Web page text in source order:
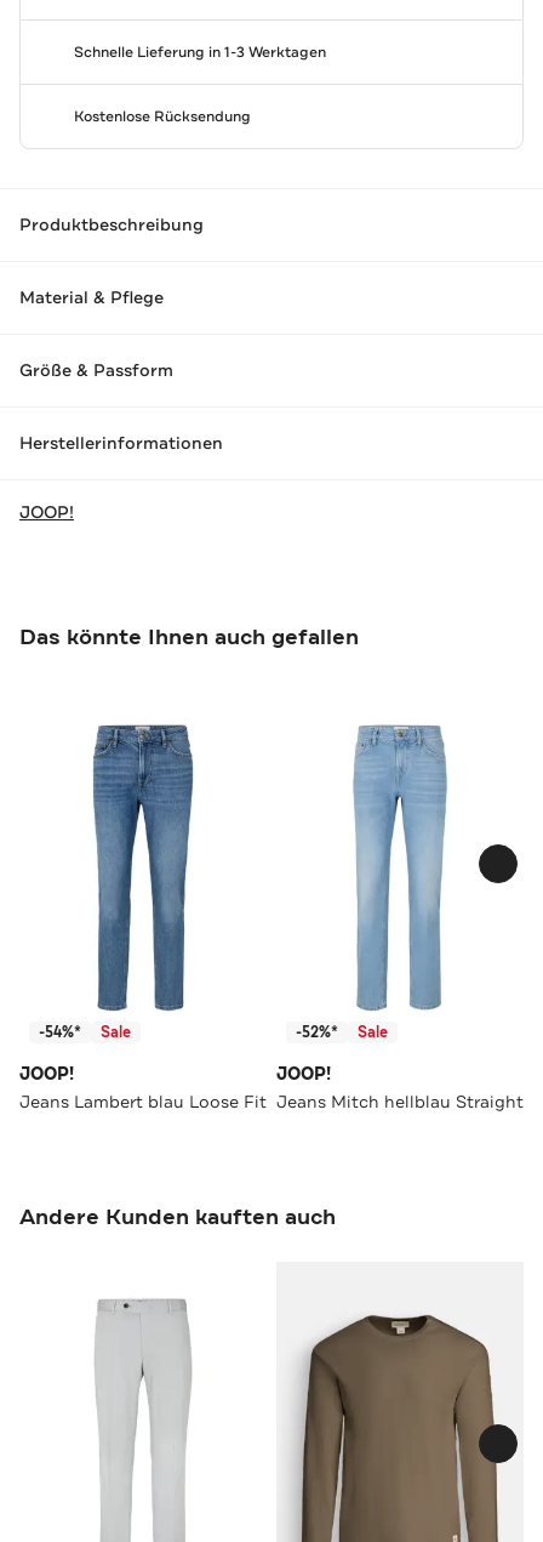
Schnelle Lieferung in 1-3 Werktagen
Kostenlose Rücksendung
Produktbeschreibung
Material & Pflege
Größe & Passform
Herstellerinformationen
JOOP!
Das könnte Ihnen auch gefallen
-54%* Sale
JOOP!
Jeans Lambert blau Loose Fit
-52%* Sale
JOOP!
Jeans Mitch hellblau Straight
Andere Kunden kauften auch